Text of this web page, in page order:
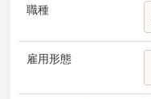
職種
雇用形態